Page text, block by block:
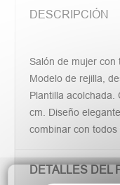
DESCRIPCIÓN
Salón de mujer con
Modelo de rejilla,
Plantilla acolchada.
cm. Diseño
combinar con todos
DETALLES DEL